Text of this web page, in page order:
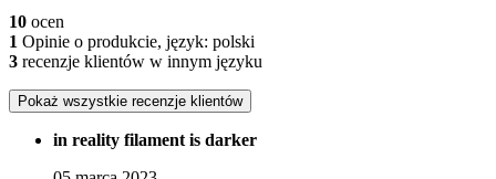
10 ocen
1 Opinie o produkcie, język: polski
3 recenzje klientów w innym języku
Pokaż wszystkie recenzje klientów
in reality filament is darker